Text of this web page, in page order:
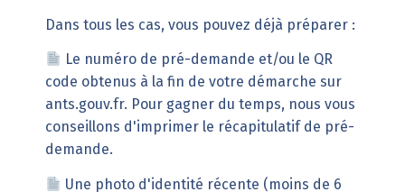
Dans tous les cas, vous pouvez déjà préparer :
Le numéro de pré-demande et/ou le QR
code obtenus à la fin de votre démarche sur
ants.gouv.fr. Pour gagner du temps, nous vous
conseillons d'imprimer le récapitulatif de pré-
demande.
Une photo d'identité récente (moins de 6